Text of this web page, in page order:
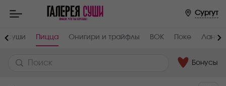
Сургут
суши Пицца Онигири и трайфлы ВОК Поке Ланчи
Бонусы